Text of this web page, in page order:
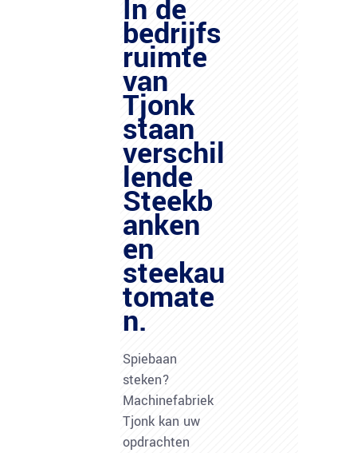
In de
bedrijfs
ruimte
van
Tjonk
staan
verschil
lende
Steekb
anken
en
steekau
tomate
n.
Spiebaan
steken?
Machinefabriek
Tjonk kan uw
opdrachten